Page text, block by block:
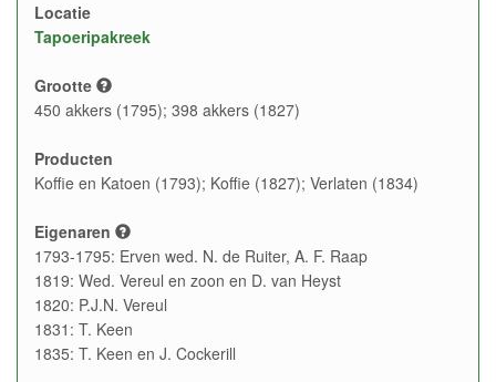
Locatie
Tapoeripakreek
Grootte
450 akkers (1795); 398 akkers (1827)
Producten
Koffie en Katoen (1793); Koffie (1827); Verlaten (1834)
Eigenaren
1793-1795: Erven wed. N. de Ruiter, A. F. Raap
1819: Wed. Vereul en zoon en D. van Heyst
1820: P.J.N. Vereul
1831: T. Keen
1835: T. Keen en J. Cockerill